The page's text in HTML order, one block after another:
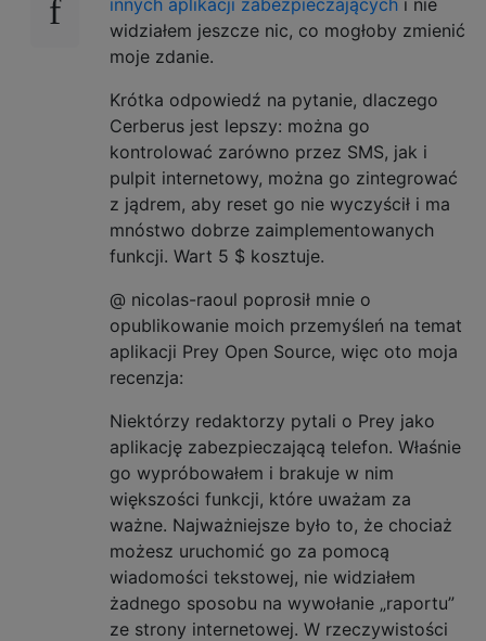
widziałem jeszcze nic, co mogłoby zmienić
moje zdanie.
Krótka odpowiedź na pytanie, dlaczego
Cerberus jest lepszy: można go
kontrolować zarówno przez SMS, jak i
pulpit internetowy, można go zintegrować
z jądrem, aby reset go nie wyczyścił i ma
mnóstwo dobrze zaimplementowanych
funkcji. Wart 5 $ kosztuje.
@ nicolas-raoul poprosił mnie o
opublikowanie moich przemyśleń na temat
aplikacji Prey Open Source, więc oto moja
recenzja:
Niektórzy redaktorzy pytali o Prey jako
aplikację zabezpieczającą telefon. Właśnie
go wypróbowałem i brakuje w nim
większości funkcji, które uważam za
ważne. Najważniejsze było to, że chociaż
możesz uruchomić go za pomocą
wiadomości tekstowej, nie widziałem
żadnego sposobu na wywołanie „raportu”
ze strony internetowej. W rzeczywistości